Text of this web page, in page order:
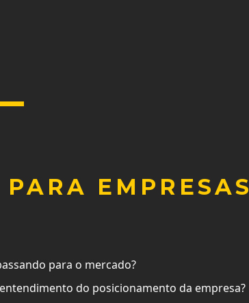
EMPRESAS
para o mercado?
do posicionamento da empresa?